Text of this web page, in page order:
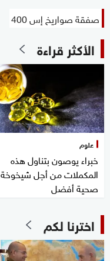
صفقة صواريخ إس 400
الأكثر قراءة
علوم
خبراء يوصون بتناول هذه
المكملات من أجل شيخوخة
صحية أفضل
اخترنا لكم